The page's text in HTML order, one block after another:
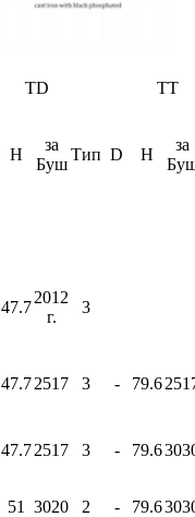
TD TT
H
за
Буш
Тип D H
за
47.7
2012
г.
3
47.72517 3 - 79.6
47.72517 3 - 79.6
51 3020 2 - 79.6